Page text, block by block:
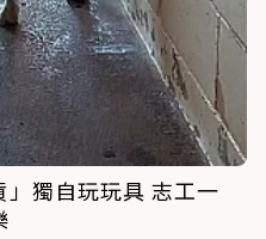
獨自玩玩具 志工一